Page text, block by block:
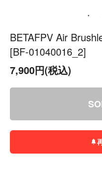
BETAFPV Air
[BF-01040016_2]
7,900円(税込)